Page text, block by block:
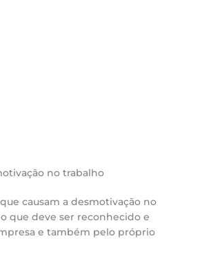
no trabalho
causam a desmotivação no
que deve ser reconhecido e
e também pelo próprio